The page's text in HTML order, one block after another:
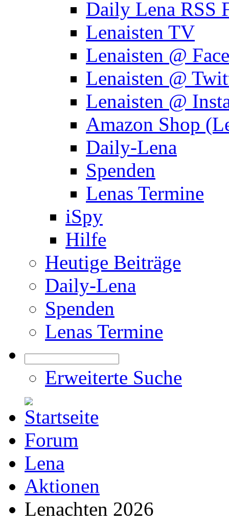
Daily Lena RSS
Lenaisten TV
Lenaisten @
Lenaisten @
Lenaisten @
Amazon Shop
Daily-Lena
Spenden
Lenas Termine
iSpy
Hilfe
Heutige Beiträge
Daily-Lena
Spenden
Lenas Termine
Erweiterte Suche
Forum
Lena
Aktionen
Lenachten 2026